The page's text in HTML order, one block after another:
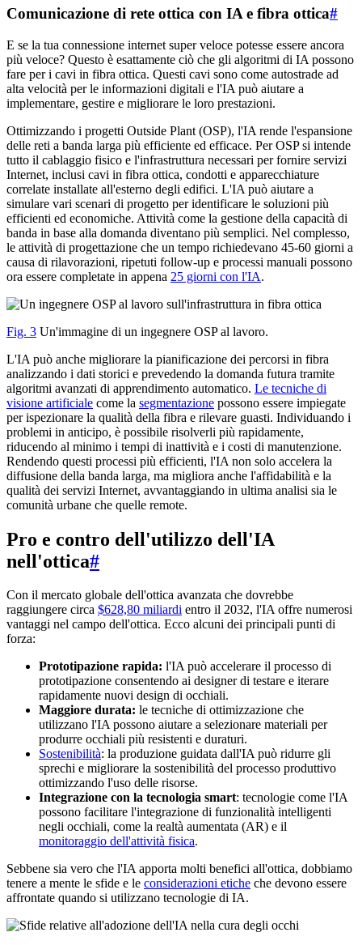
Comunicazione di rete ottica con IA e fibra ottica#
E se la tua connessione internet super veloce potesse essere ancora
più veloce? Questo è esattamente ciò che gli algoritmi di IA possono
fare per i cavi in fibra ottica. Questi cavi sono come autostrade ad
alta velocità per le informazioni digitali e l'IA può aiutare a
implementare, gestire e migliorare le loro prestazioni.
Ottimizzando i progetti Outside Plant (OSP), l'IA rende l'espansione
delle reti a banda larga più efficiente ed efficace. Per OSP si intende
tutto il cablaggio fisico e l'infrastruttura necessari per fornire servizi
Internet, inclusi cavi in fibra ottica, condotti e apparecchiature
correlate installate all'esterno degli edifici. L'IA può aiutare a
simulare vari scenari di progetto per identificare le soluzioni più
efficienti ed economiche. Attività come la gestione della capacità di
banda in base alla domanda diventano più semplici. Nel complesso,
le attività di progettazione che un tempo richiedevano 45-60 giorni a
causa di rilavorazioni, ripetuti follow-up e processi manuali possono
ora essere completate in appena 25 giorni con l'IA.
Fig. 3 Un'immagine di un ingegnere OSP al lavoro.
L'IA può anche migliorare la pianificazione dei percorsi in fibra
analizzando i dati storici e prevedendo la domanda futura tramite
algoritmi avanzati di apprendimento automatico. Le tecniche di
visione artificiale come la segmentazione possono essere impiegate
per ispezionare la qualità della fibra e rilevare guasti. Individuando i
problemi in anticipo, è possibile risolverli più rapidamente,
riducendo al minimo i tempi di inattività e i costi di manutenzione.
Rendendo questi processi più efficienti, l'IA non solo accelera la
diffusione della banda larga, ma migliora anche l'affidabilità e la
qualità dei servizi Internet, avvantaggiando in ultima analisi sia le
comunità urbane che quelle remote.
Pro e contro dell'utilizzo dell'IA
nell'ottica#
Con il mercato globale dell'ottica avanzata che dovrebbe
raggiungere circa $628,80 miliardi entro il 2032, l'IA offre numerosi
vantaggi nel campo dell'ottica. Ecco alcuni dei principali punti di
forza:
Prototipazione rapida: l'IA può accelerare il processo di
prototipazione consentendo ai designer di testare e iterare
rapidamente nuovi design di occhiali.
Maggiore durata: le tecniche di ottimizzazione che
utilizzano l'IA possono aiutare a selezionare materiali per
produrre occhiali più resistenti e duraturi.
Sostenibilità: la produzione guidata dall'IA può ridurre gli
sprechi e migliorare la sostenibilità del processo produttivo
ottimizzando l'uso delle risorse.
Integrazione con la tecnologia smart: tecnologie come l'IA
possono facilitare l'integrazione di funzionalità intelligenti
negli occhiali, come la realtà aumentata (AR) e il
monitoraggio dell'attività fisica.
Sebbene sia vero che l'IA apporta molti benefici all'ottica, dobbiamo
tenere a mente le sfide e le considerazioni etiche che devono essere
affrontate quando si utilizzano tecnologie di IA.